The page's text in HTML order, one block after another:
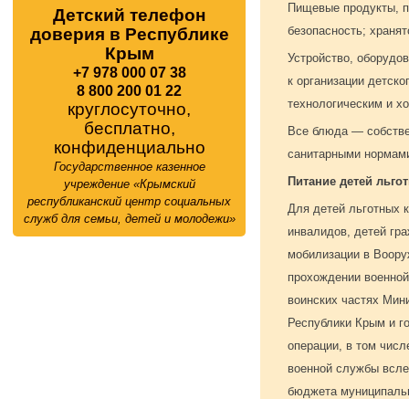
Детский телефон
доверия в Республике
Крым
+7 978 000 07 38
8 800 200 01 22
круглосуточно,
бесплатно,
конфиденциально
Государственное казенное
учреждение «Крымский
республиканский центр социальных
служб для семьи, детей и молодежи»
Пищевые продукты,
безопасность;
Устройство,
к организации
технологическим и
Все блюда —
санитарными
Питание детей
Для детей льготных
инвалидов, детей
мобилизации в
прохождении
воинских частях
Республики Крым и
операции, в том
военной службы
бюджета